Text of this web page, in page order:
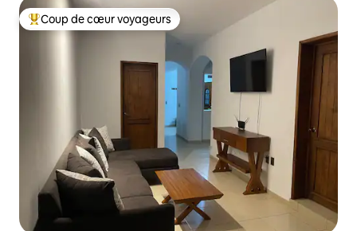
Coups de cœur voyageurs les plus appréciés
Coup de cœur voyageurs